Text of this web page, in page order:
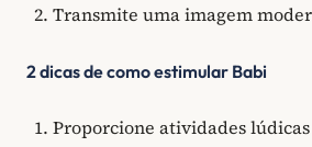
Transmite uma imagem
2 dicas de como estimular Babi
Proporcione atividades